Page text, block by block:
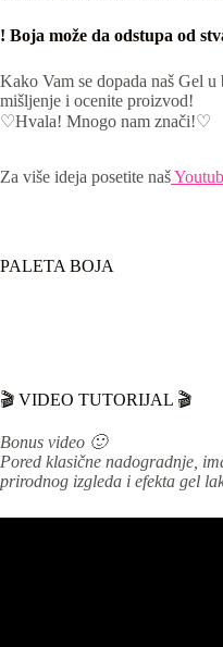
! Boja može da odstupa od
Kako Vam se dopada naš Gel
mišljenje i ocenite proizvod!
♡Hvala! Mnogo nam znači!♡
Za više ideja posetite naš
PALETA BOJA
🎬 VIDEO TUTORIJAL 🎬
Bonus video 🙂
Pored klasične nadogradnje,
prirodnog izgleda i efekta gel